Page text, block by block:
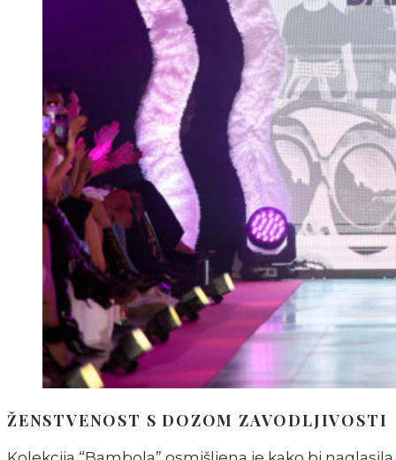
ŽENSTVENOST S DOZOM ZAVODLJIVOSTI